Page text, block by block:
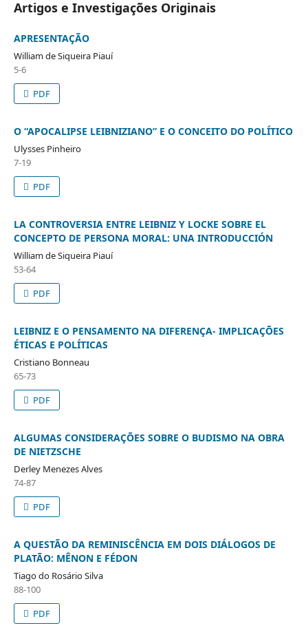
Artigos e Investigações Originais
APRESENTAÇÃO
William de Siqueira Piauí
5-6
PDF
O “APOCALIPSE LEIBNIZIANO” E O CONCEITO DO POLÍTICO
Ulysses Pinheiro
7-19
PDF
LA CONTROVERSIA ENTRE LEIBNIZ Y LOCKE SOBRE EL
CONCEPTO DE PERSONA MORAL: UNA INTRODUCCIÓN
William de Siqueira Piauí
53-64
PDF
LEIBNIZ E O PENSAMENTO NA DIFERENÇA- IMPLICAÇÕES
ÉTICAS E POLÍTICAS
Cristiano Bonneau
65-73
PDF
ALGUMAS CONSIDERAÇÕES SOBRE O BUDISMO NA OBRA
DE NIETZSCHE
Derley Menezes Alves
74-87
PDF
A QUESTÃO DA REMINISCÊNCIA EM DOIS DIÁLOGOS DE
PLATÃO: MÊNON E FÉDON
Tiago do Rosário Silva
88-100
PDF